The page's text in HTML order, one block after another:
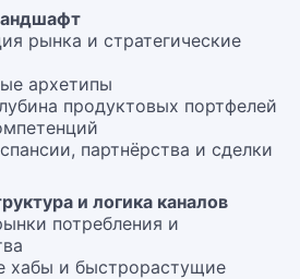
рынка и стратегические
архетипы
продуктовых портфелей
партнёрства и сделки
и логика каналов
потребления и
хабы и быстрорастущие